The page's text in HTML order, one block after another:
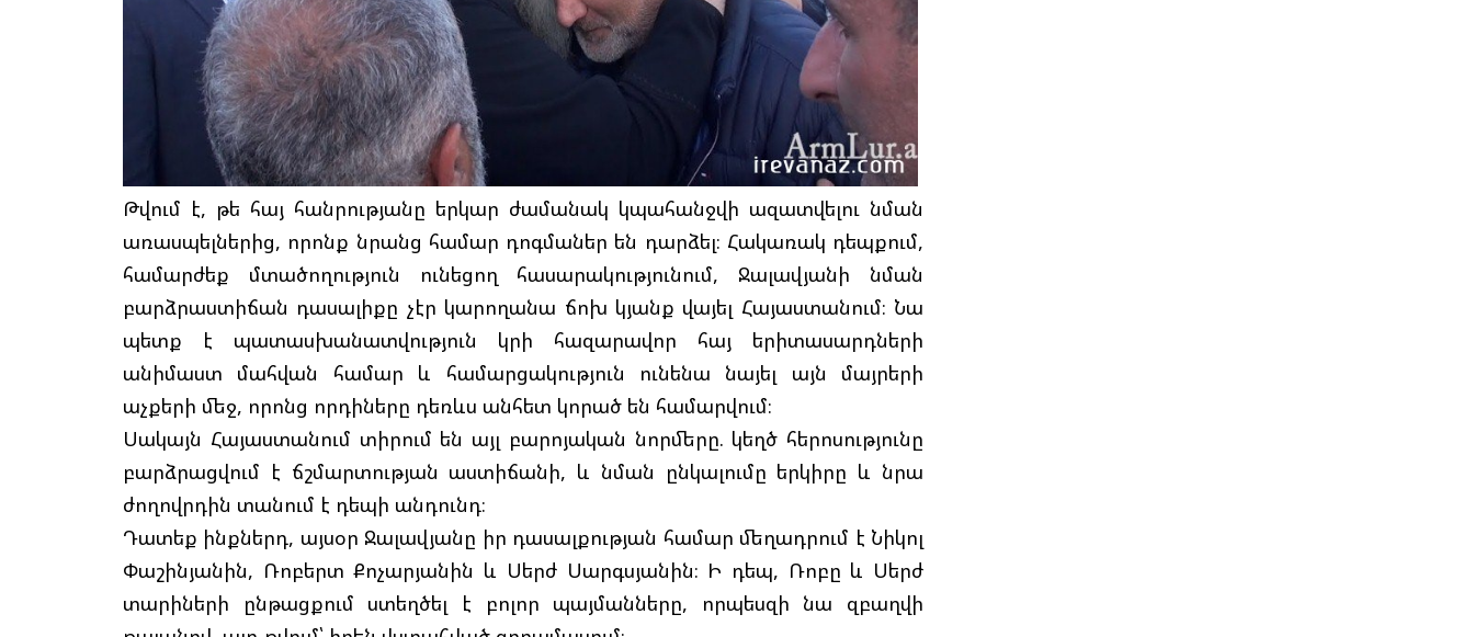
Թվում է, թե հայ հանրությանը երկար ժամանակ կպահանջվի ազատվելու նման
առասպելներից, որոնք նրանց համար դոգմաներ են դարձել։ Հակառակ դեպքում,
համարժեք մտածողություն ունեցող հասարակությունում, Ջալավյանի նման
բարձրաստիճան դասալիքը չէր կարողանա ճոխ կյանք վայել Հայաստանում։ Նա
պետք է պատասխանատվություն կրի հազարավոր հայ երիտասարդների
անիմաստ մահվան համար և համարցակություն ունենա նայել այն մայրերի
աչքերի մեջ, որոնց որդիները դեռևս անհետ կորած են համարվում։
Սակայն Հայաստանում տիրում են այլ բարոյական նորմերը. կեղծ հերոսությունը
բարձրացվում է ճշմարտության աստիճանի, և նման ընկալումը երկիրը և նրա
ժողովրդին տանում է դեպի անդունդ։
Դատեք ինքներդ, այսօր Ջալավյանը իր դասալքության համար մեղադրում է Նիկոլ
Փաշինյանին, Ռոբերտ Քոչարյանին և Սերժ Սարգսյանին։ Ի դեպ, Ռոբը և Սերժ
տարիների ընթացքում ստեղծել է բոլոր պայմանները, որպեսզի նա զբաղվի